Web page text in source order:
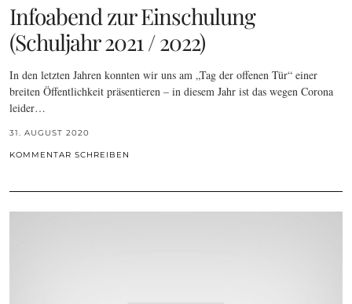
Infoabend zur Einschulung
(Schuljahr 2021 / 2022)
In den letzten Jahren konnten wir uns am „Tag der offenen Tür“ einer
breiten Öffentlichkeit präsentieren – in diesem Jahr ist das wegen Corona
leider…
31. AUGUST 2020
KOMMENTAR SCHREIBEN